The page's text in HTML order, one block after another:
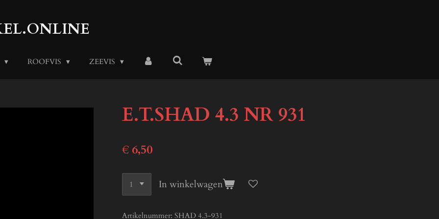
ROOFVIS ZEEVIS
E.T.SHAD 4.3 NR 931
€ 6,50
In winkelwagen
Artikelnummer: SHAD 4.3-931